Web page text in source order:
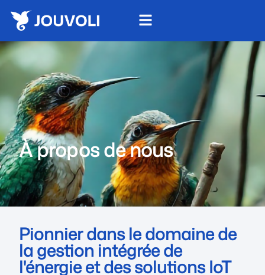
À propos de nous
Pionnier dans le domaine de
la gestion intégrée de
l'énergie et des solutions IoT